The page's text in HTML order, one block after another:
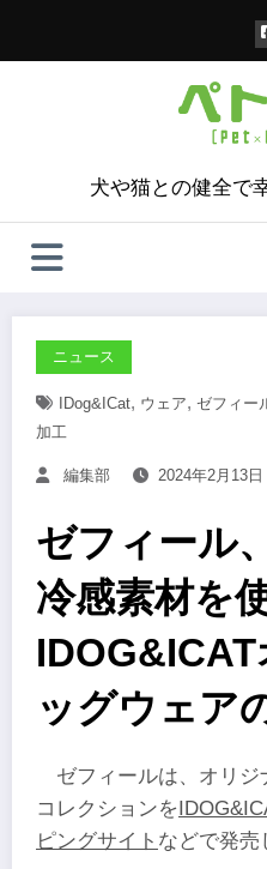
犬や猫との健全で
ニュース
IDog&iCat, ウェア, ゼフィー
加工
編集部 2024年2月13日
ゼフィール
冷感素材を
ッグウェア
ゼフィールは、オリ
コレクションを
ピングサイト などで発売